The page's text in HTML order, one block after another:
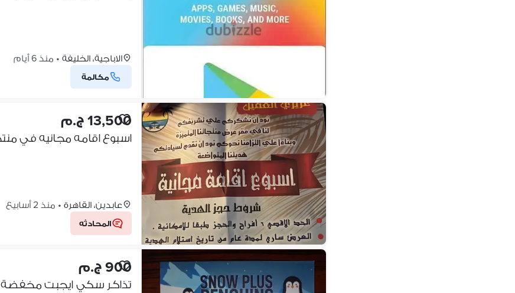
الاباجية، الخليفة • منذ 6 أيام
مكالمة
13,500 ج.م
عابدين، القاهرة • منذ 2 أسابيع
المحادثه
900 ج.م
تذاكر سكي ايجبت مخفضة